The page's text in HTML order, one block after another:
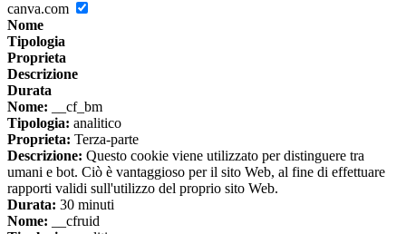
canva.com
Nome
Tipologia
Proprieta
Descrizione
Durata
Nome: __cf_bm
Tipologia: analitico
Proprieta: Terza-parte
Descrizione: Questo cookie viene utilizzato per distinguere tra
umani e bot. Ciò è vantaggioso per il sito Web, al fine di effettuare
rapporti validi sull'utilizzo del proprio sito Web.
Durata: 30 minuti
Nome: __cfruid